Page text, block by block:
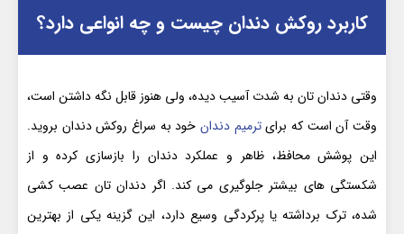
کاربرد روکش دندان چیست و چه انواعی دارد؟
وقتی دندان تان به شدت آسیب دیده، ولی هنوز قابل نگه داشتن است،
وقت آن است که برایترمیم دندان خود به سراغ روکش دندان بروید.
این پوشش محافظ، ظاهر و عملکرد دندان را بازسازی کرده و از
شکستگی های بیشتر جلوگیری می کند. اگر دندان تان عصب کشی
شده، ترک برداشته یا پرکردگی وسیع دارد، این گزینه یکی از بهترین